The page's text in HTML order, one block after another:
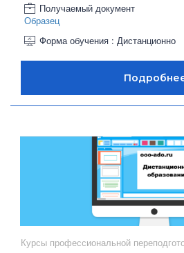
Получаемый документ
Образец
Форма обучения : Дистанционно
Курсы профессиональной